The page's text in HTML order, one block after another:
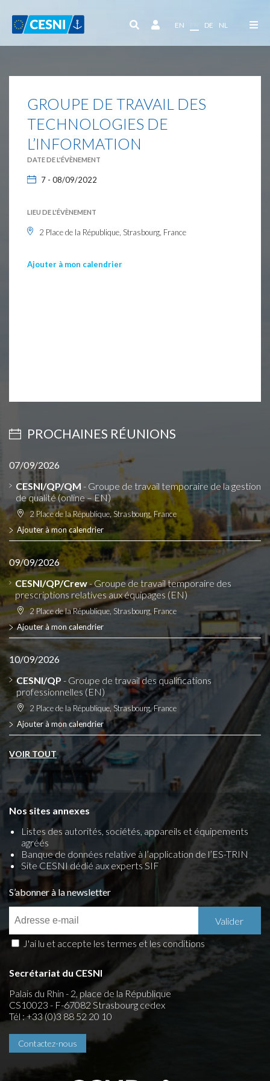
EN DE NL
GROUPE DE TRAVAIL DES
TECHNOLOGIES DE
L’INFORMATION
DATE DE L'ÉVÈNEMENT
7 - 08/09/2022
LIEU DE L'ÉVÈNEMENT
2 Place de la République, Strasbourg, France
Ajouter à mon calendrier
PROCHAINES RÉUNIONS
07/09/2026
CESNI/QP/QM - Groupe de travail temporaire de la gestion
de qualité (online – EN)
2 Place de la République, Strasbourg, France
Ajouter à mon calendrier
09/09/2026
CESNI/QP/Crew- Groupe de travail temporaire des
prescriptions relatives aux équipages (EN)
2 Place de la République, Strasbourg, France
Ajouter à mon calendrier
10/09/2026
CESNI/QP - Groupe de travail des qualifications
professionnelles (EN)
2 Place de la République, Strasbourg, France
Ajouter à mon calendrier
VOIR TOUT
Nos sites annexes
Listes des autorités, sociétés, appareils et équipements
agréés
Banque de données relative à l’application de l’ES-TRIN
Site CESNI dédié aux experts SIF
S’abonner à la newsletter
J'ai lu et accepte les termes et les conditions
Secrétariat du CESNI
Palais du Rhin - 2, place de la République
CS10023 - F-67082 Strasbourg cedex
Tél : +33 (0)3 88 52 20 10
Contactez-nous